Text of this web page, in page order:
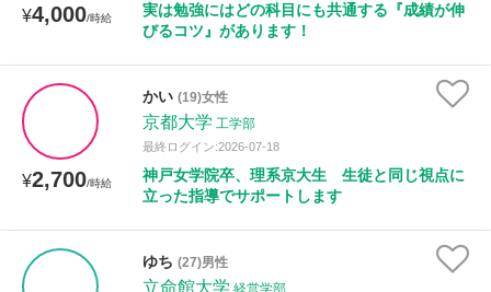
¥4,000/時給
実は勉強にはどの科目にも共通する『成績が伸
びるコツ』があります！
¥2,700/時給
かい (19)女性
京都大学 工学部
最終ログイン:2026-07-18
神戸女学院卒、理系京大生 生徒と同じ視点に
立った指導でサポートします
ゆち (27)男性
立命館大学 経営学部
所属大学
距離：15km以内